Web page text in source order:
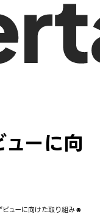
ーに向
ューに向けた取り組み☻